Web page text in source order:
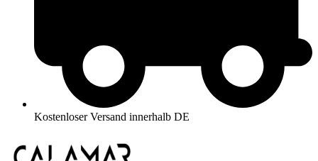
Kostenloser Versand innerhalb DE